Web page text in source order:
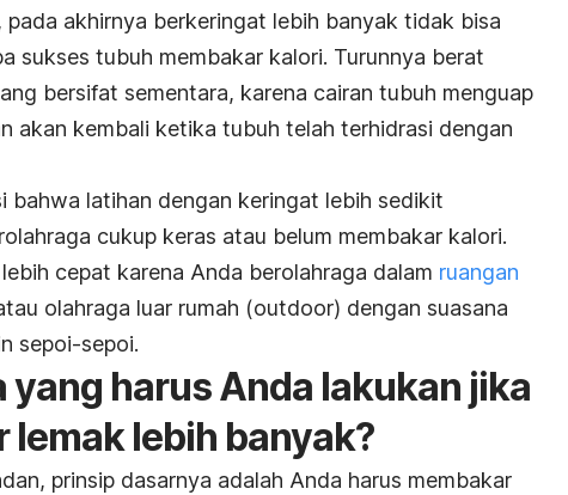
akhirnya berkeringat lebih banyak tidak bisa
sukses tubuh membakar kalori. Turunnya berat
bersifat sementara, karena cairan tubuh menguap
akan kembali ketika tubuh telah terhidrasi dengan
bahwa latihan dengan keringat lebih sedikit
cukup keras atau belum membakar kalori.
cepat karena Anda berolahraga dalam ruangan
olahraga luar rumah (outdoor) dengan suasana
sepoi-sepoi.
yang harus Anda lakukan jika
lemak lebih banyak?
prinsip dasarnya adalah Anda harus membakar